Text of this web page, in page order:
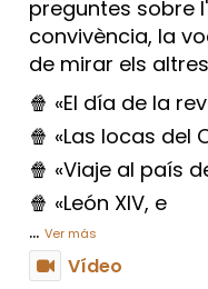
preguntes sobre
convivència, la
de mirar els
🍿 «El día de la
🍿 «Las locas del
🍿 «Viaje al país
🍿 «León XIV, e
... Ver más
Vídeo